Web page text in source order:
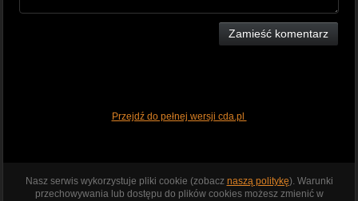
Zamieść komentarz
Przejdź do pełnej wersji cda.pl
Nasz serwis wykorzystuje pliki cookie (zobacz naszą politykę). Warunki
przechowywania lub dostępu do plików cookies możesz zmienić w